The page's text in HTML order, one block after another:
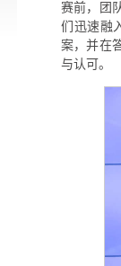
赛前，团
们迅速融
案，并在
与认可。